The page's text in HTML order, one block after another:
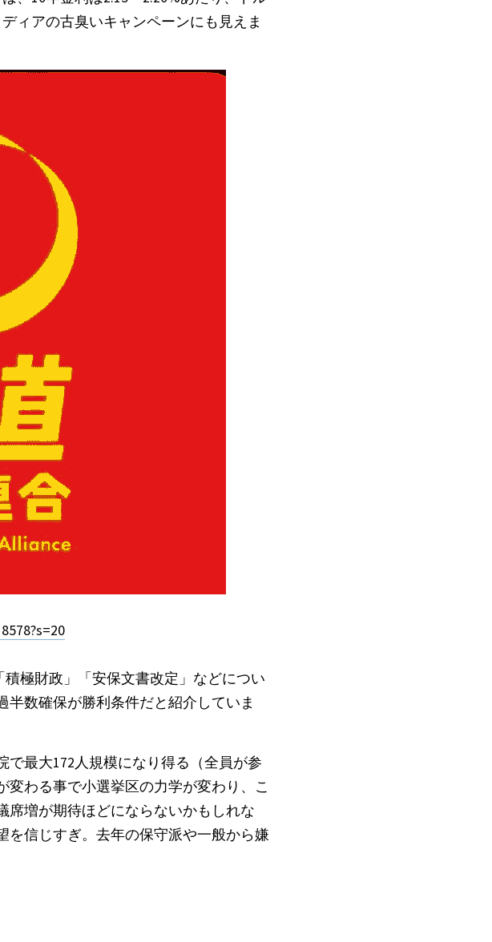
ィアの古臭いキャンペーンにも見えま
極財政」「安保文書改定」などについ
数確保が勝利条件だと紹介していま
最大172人規模になり得る（全員が参
わる事で小選挙区の力学が変わり、こ
席増が期待ほどにならないかもしれな
を信じすぎ。去年の保守派や一般から嫌